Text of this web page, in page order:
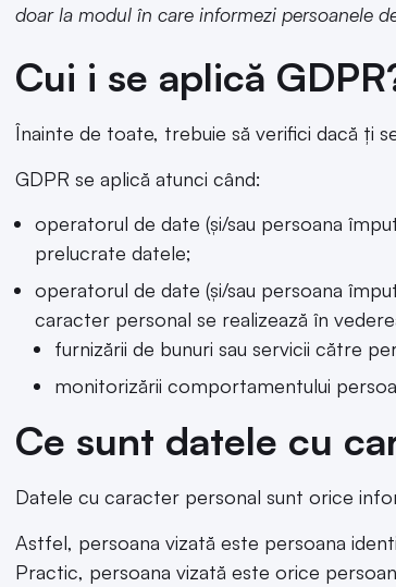
doar la modul în care informezi persoanele
Cui i se aplică
Înainte de toate, trebuie să verifici dacă ți
GDPR se aplică atunci când:
operatorul de date (și/sau persoana
prelucrate datele;
operatorul de date (și/sau persoana
caracter personal se realizează în
furnizării de bunuri sau servicii către
monitorizării comportamentului
Ce sunt datele cu
Datele cu caracter personal sunt orice
Astfel, persoana vizată este persoana
Practic, persoana vizată este orice